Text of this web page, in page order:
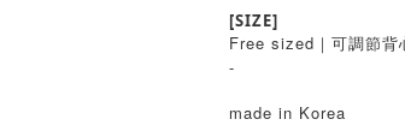
[SIZE]
Free sized｜可調節背
-
made in Korea